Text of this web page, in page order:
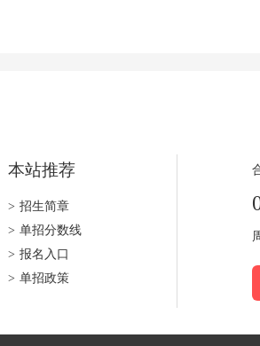
本站推荐
> 招生简章
> 单招分数线
> 报名入口
> 单招政策